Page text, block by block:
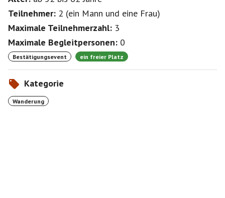
Teilnehmer: 2 (ein Mann und eine Frau)
Maximale Teilnehmerzahl: 3
Maximale Begleitpersonen: 0
Bestätigungsevent ein freier Platz
Kategorie
Wanderung